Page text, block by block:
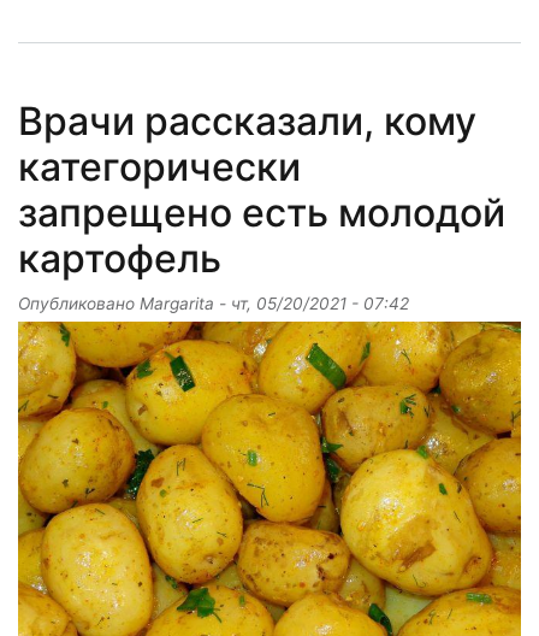
Врачи рассказали, кому
категорически
запрещено есть молодой
картофель
Опубликовано Margarita - чт, 05/20/2021 - 07:42